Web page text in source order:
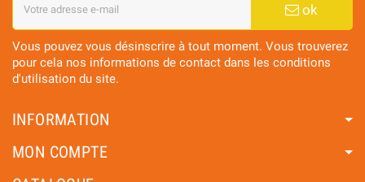
ok
Vous pouvez vous désinscrire à tout moment. Vous trouverez
pour cela nos informations de contact dans les conditions
d'utilisation du site.
INFORMATION
MON COMPTE